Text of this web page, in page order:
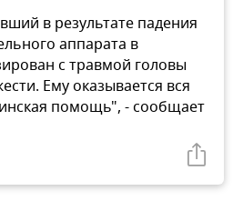
в результате падения
аппарата в
с травмой головы
Ему оказывается вся
помощь", - сообщает